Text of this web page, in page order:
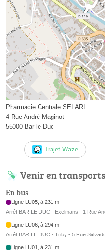
Pharmacie Centrale SELARL
4 Rue André Maginot
55000 Bar-le-Duc
Trajet Waze
Venir en
En bus
Ligne LU05, à 231 m
Arrêt BAR LE DUC - Exelmans - 1 Rue
Ligne LU06, à 294 m
Arrêt BAR LE DUC - Triby - 5 Rue
Ligne LU01, à 231 m